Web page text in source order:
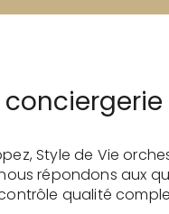
Style de Vie
répondons aux
qualité